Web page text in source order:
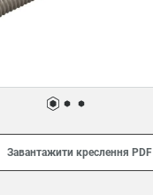
Завантажити креслення PDF